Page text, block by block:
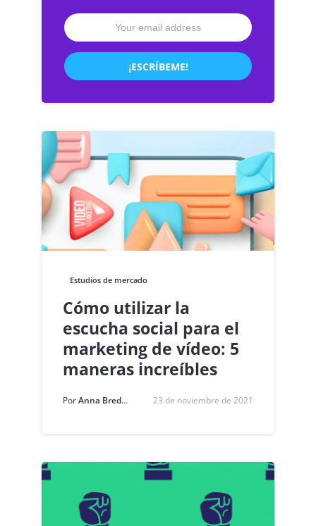
¡ESCRÍBEME!
Estudios de mercado
Cómo utilizar la
escucha social para el
marketing de vídeo: 5
maneras increíbles
PorAnna Bredava 23 de noviembre de 2021